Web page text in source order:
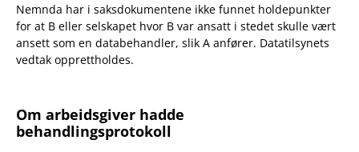
Nemnda har i saksdokumentene ikke funnet holdepunkter
for at B eller selskapet hvor B var ansatt i stedet skulle vært
ansett som en databehandler, slik A anfører. Datatilsynets
vedtak opprettholdes.
Om arbeidsgiver hadde
behandlingsprotokoll